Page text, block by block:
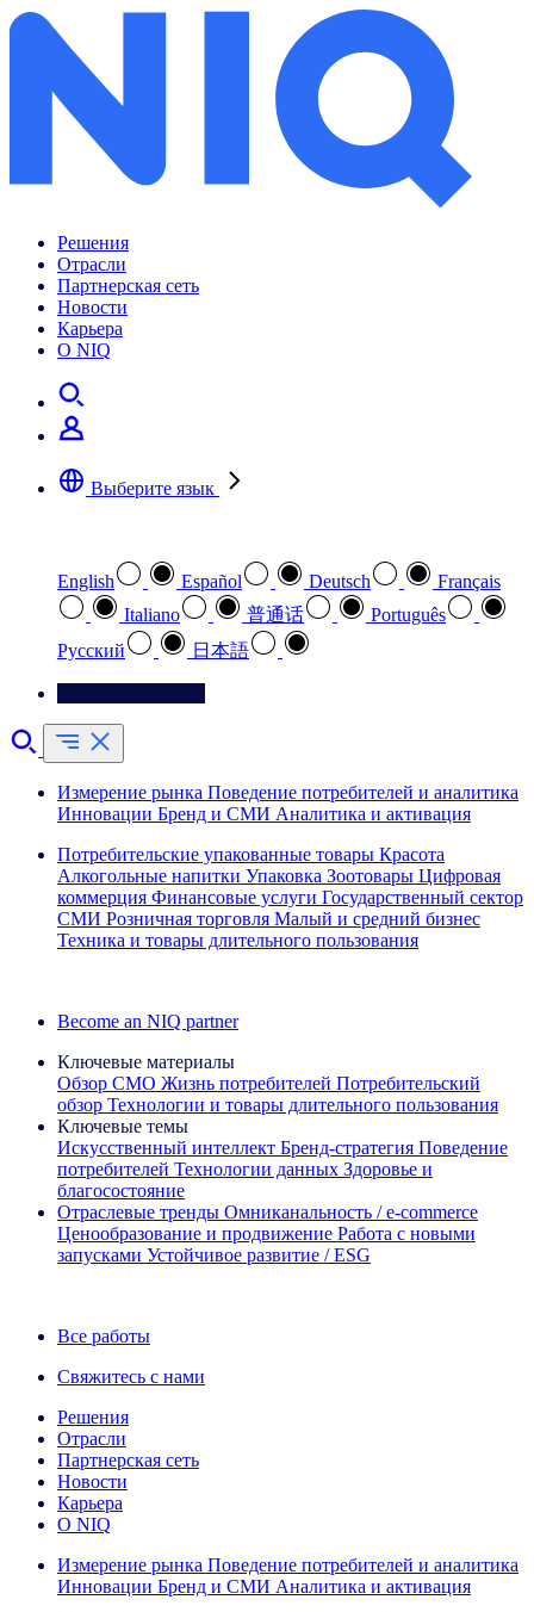
Решения
Отрасли
Партнерская сеть
Новости
Карьера
О NIQ
Выберите язык
English Español Deutsch
Français
Italiano
普通话
Português
Pусский
日本語
Измерение рынка Поведение потребителей и аналитика
Инновации Бренд и СМИ Аналитика и активация
Потребительские упакованные товары Красота
Алкогольные напитки Упаковка Зоотовары Цифровая
коммерция Финансовые услуги Государственный сектор
СМИ Розничная торговля Малый и средний бизнес
Техника и товары длительного пользования
Become an NIQ partner
Ключевые материалы
Обзор CMO Жизнь потребителей Потребительский
обзор Технологии и товары длительного пользования
Ключевые темы
Искусственный интеллект Бренд‑стратегия Поведение
потребителей Технологии данных Здоровье и
благосостояние
Отраслевые тренды Омниканальность / e‑commerce
Ценообразование и продвижение Работа с новыми
запусками Устойчивое развитие / ESG
Все работы
Свяжитесь с нами
Решения
Отрасли
Партнерская сеть
Новости
Карьера
О NIQ
Измерение рынка Поведение потребителей и аналитика
Инновации Бренд и СМИ Аналитика и активация